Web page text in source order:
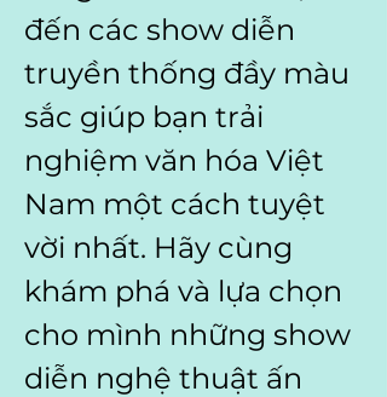
đến các show diễn
truyền thống đầy màu
sắc giúp bạn trải
nghiệm văn hóa Việt
Nam một cách tuyệt
vời nhất. Hãy cùng
khám phá và lựa chọn
cho mình những show
diễn nghệ thuật ấn